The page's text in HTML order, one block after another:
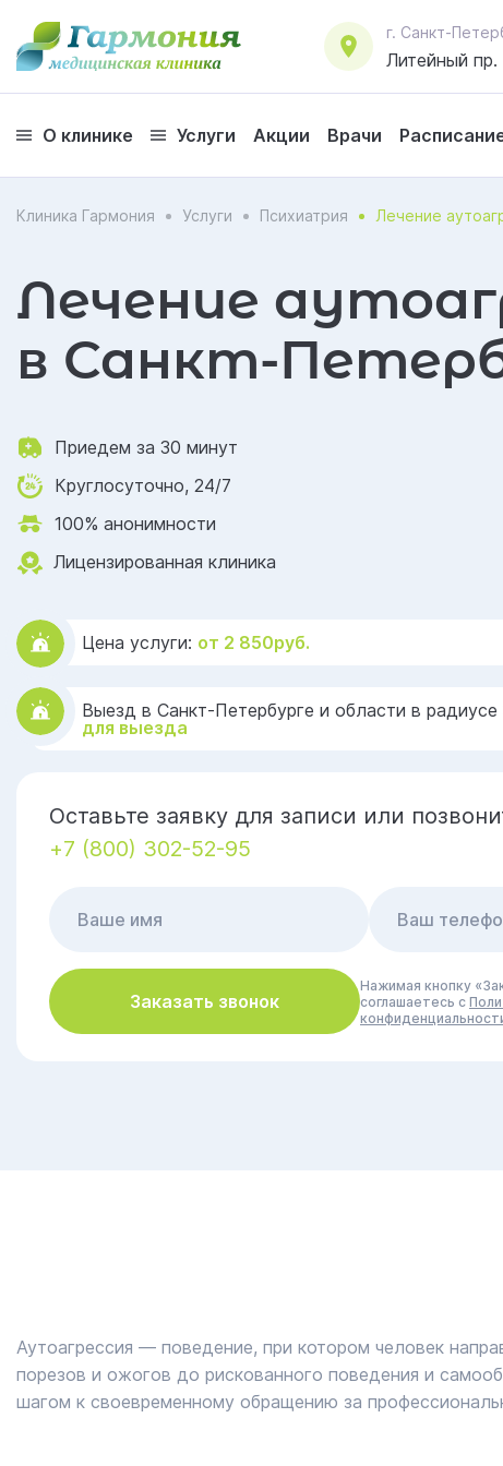
г. Санкт-
Литейный пр.
О клинике Услуги Акции Врачи
Клиника Гармония Услуги Психиатрия Лечение
Лечение
в Санкт-
Приедем за 30 минут
Круглосуточно, 24/7
100% анонимности
Лицензированная клиника
Цена услуги: от 2 850руб.
Выезд в Санкт-Петербурге и области в
для выезда
Оставьте заявку для записи или
+7 (800) 302-52-95
Заказать звонок
Нажимая кнопку
соглашаетесь с
Аутоагрессия — поведение, при котором человек
порезов и ожогов до рискованного поведения и
шагом к своевременному обращению за